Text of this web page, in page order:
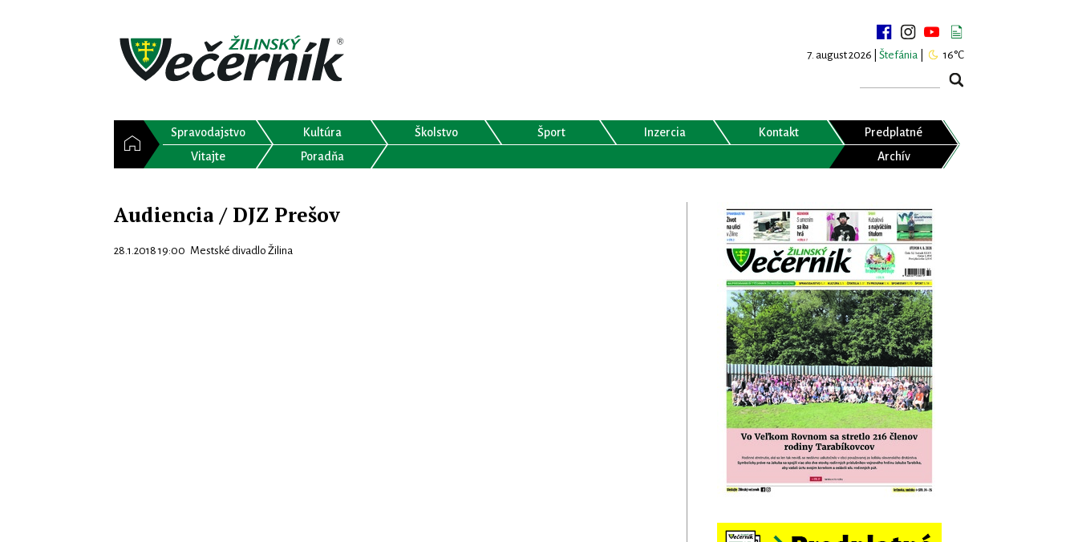
7. august 2026 | Štefánia 16°C
Spravodajstvo Kultúra Školstvo Šport Inzercia Kontakt
Predplatné
Vitajte
Poradňa Archív
Audiencia / DJZ Prešov
28.1.2018 19:00 Mestské divadlo Žilina